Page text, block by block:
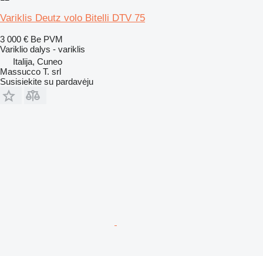
Variklis Deutz volo Bitelli DTV 75
3 000 € Be PVM
Variklio dalys - variklis
Italija, Cuneo
Massucco T. srl
Susisiekite su pardavėju